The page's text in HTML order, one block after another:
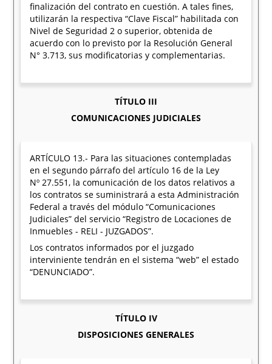
finalización del contrato en cuestión. A tales fines,
utilizarán la respectiva “Clave Fiscal” habilitada con
Nivel de Seguridad 2 o superior, obtenida de
acuerdo con lo previsto por la Resolución General
N° 3.713, sus modificatorias y complementarias.
TÍTULO III
COMUNICACIONES JUDICIALES
ARTÍCULO 13.- Para las situaciones contempladas
en el segundo párrafo del artículo 16 de la Ley
Nº 27.551, la comunicación de los datos relativos a
los contratos se suministrará a esta Administración
Federal a través del módulo “Comunicaciones
Judiciales” del servicio “Registro de Locaciones de
Inmuebles - RELI - JUZGADOS”.
Los contratos informados por el juzgado
interviniente tendrán en el sistema “web” el estado
“DENUNCIADO”.
TÍTULO IV
DISPOSICIONES GENERALES